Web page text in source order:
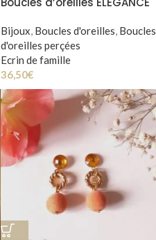
Bijoux, Boucles d'oreilles, Boucles
d'oreilles perçées
Ecrin de famille
36,50€